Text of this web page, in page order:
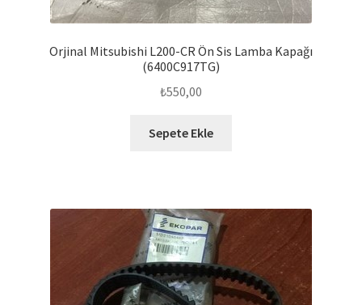
Orjinal Mitsubishi L200-CR Ön Sis Lamba Kapağı
(6400C917TG)
₺550,00
Sepete Ekle